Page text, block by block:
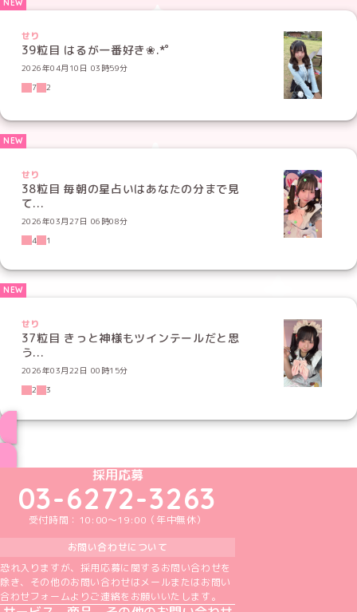
せり
39粒目 はるが一番好き❀.*ﾟ
2026年04月10日 03時59分
7
2
せり
38粒目 毎朝の星占いはあなたの分まで見
て...
2026年03月27日 06時08分
4
1
せり
37粒目 きっと神様もツインテールだと思
う...
2026年03月22日 00時15分
2
3
めいどりーみんTikTok公式アカウント
めいどりーみんX公式アカウント
めいどりーみんInstagram公式アカウント
めいどりーみんFacebook公式アカウン
めいどりーみんYouTube公式アカ
採用応募
03-6272-3263
受付時間：10:00～19:00（年中無休）
お問い合わせについて
恐れ入りますが、採用応募に関するお問い合わせを
除き、その他のお問い合わせはメールまたはお問い
合わせフォームよりご連絡をお願いいたします。